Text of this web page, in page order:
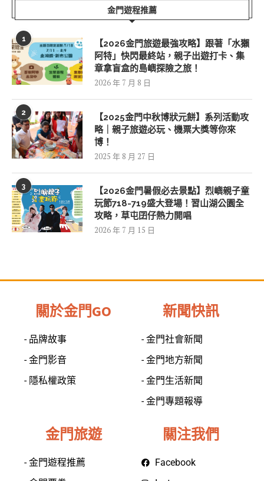
金門遊程推薦
1
【2026金門旅遊最強攻略】跟著「水獺
阿特」快閃最終站，親子出遊打卡、集
章拿盲盒的島嶼探險之旅！
2026 年 7 月 8 日
2
【2025金門中秋博狀元餅】系列活動攻
略｜親子旅遊必玩、機票大獎等你來
博！
2025 年 8 月 27 日
3
【2026金門暑假必去景點】烈嶼親子童
玩節718-719盛大登場！習山湖公園全
攻略，草屯囝仔熱力開唱
2026 年 7 月 15 日
關於金門GO
- 品牌故事
- 金門影音
- 隱私權政策
新聞快訊
- 金門社會新聞
- 金門地方新聞
- 金門生活新聞
- 金門專題報導
金門旅遊
- 金門遊程推薦
關注我們
Facebook